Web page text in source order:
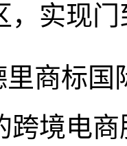
，实现
商标国
电商